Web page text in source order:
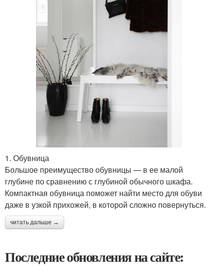
1. Обувница
Большое преимущество обувницы — в ее малой
глубине по сравнению с глубиной обычного шкафа.
Компактная обувница поможет найти место для обуви
даже в узкой прихожей, в которой сложно повернуться.
читать дальше →
Последние обновления на сайте: